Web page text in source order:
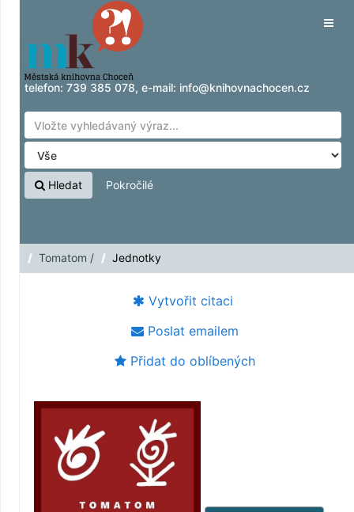
Přeskočit na obsah
telefon: 739 385 078, e-mail: info@knihovnachocen.cz
Hledat Pokročilé
Tomatom / Jednotky
Vytvořit citaci
Poslat emailem
Přidat do oblíbených